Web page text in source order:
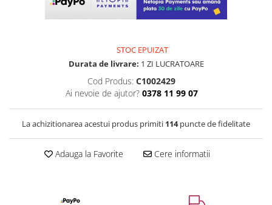
STOC EPUIZAT
Durata de livrare: 1 ZI LUCRATOARE
Cod Produs: C1002429
Ai nevoie de ajutor? 0378 11 99 07
La achizitionarea acestui produs primiti 114puncte de fidelitate
Adauga la Favorite Cere informatii